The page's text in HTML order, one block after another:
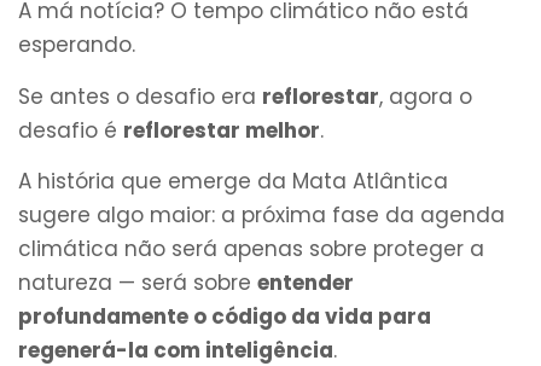
A má notícia? O tempo climático não está
esperando.
Se antes o desafio era reflorestar, agora o
desafio é reflorestar melhor.
A história que emerge da Mata Atlântica
sugere algo maior: a próxima fase da agenda
climática não será apenas sobre proteger a
natureza — será sobre entender
profundamente o código da vida para
regenerá-la com inteligência.